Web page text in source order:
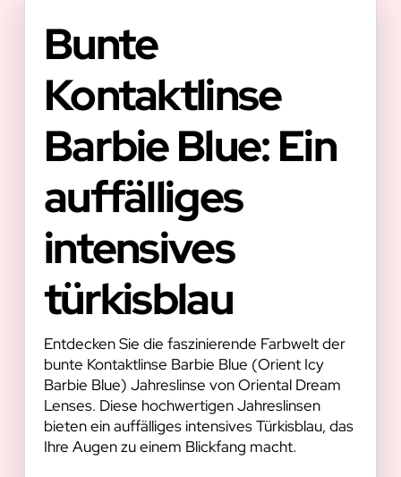
Bunte
Kontaktlinse
Barbie Blue: Ein
auffälliges
intensives
türkisblau
Entdecken Sie die faszinierende Farbwelt der
bunte Kontaktlinse Barbie Blue (Orient Icy
Barbie Blue) Jahreslinse von Oriental Dream
Lenses. Diese hochwertigen Jahreslinsen
bieten ein auffälliges intensives Türkisblau, das
Ihre Augen zu einem Blickfang macht.